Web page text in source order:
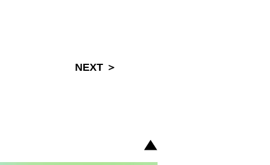
NEXT ＞